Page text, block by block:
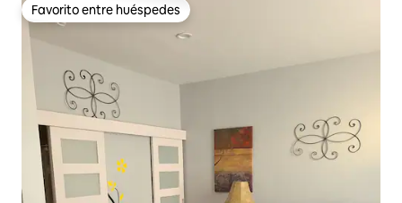
Favorito entre huéspedes
Favorito entre huéspedes